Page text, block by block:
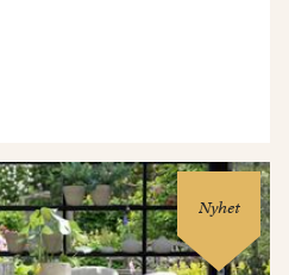
Nyhet